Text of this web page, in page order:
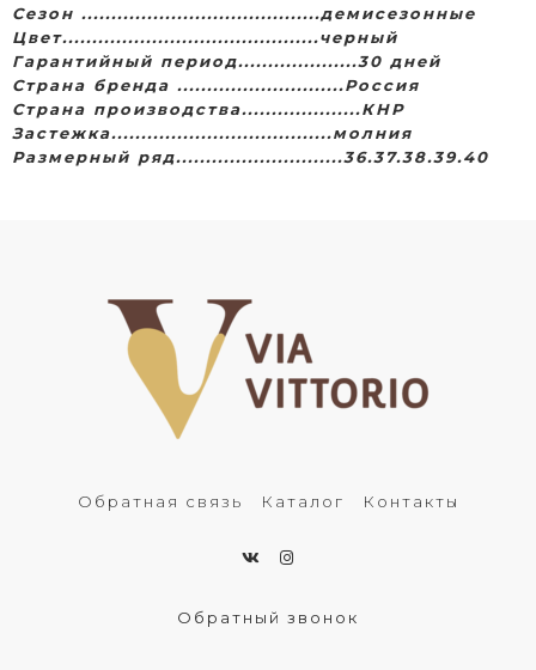
Сезон ........................................демисезонные
Цвет...........................................черный
Гарантийный период....................30 дней
Страна бренда ............................Россия
Страна производства....................КНР
Застежка.....................................молния
Размерный ряд............................36.37.38.39.40
Обратная связь Каталог Контакты
Обратный звонок